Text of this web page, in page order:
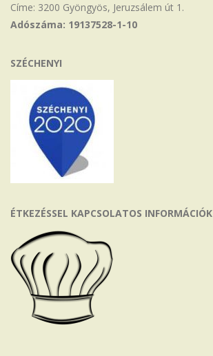
Címe: 3200 Gyöngyös, Jeruzsálem út 1.
Adószáma: 19137528-1-10
SZÉCHENYI
ÉTKEZÉSSEL KAPCSOLATOS INFORMÁCIÓK